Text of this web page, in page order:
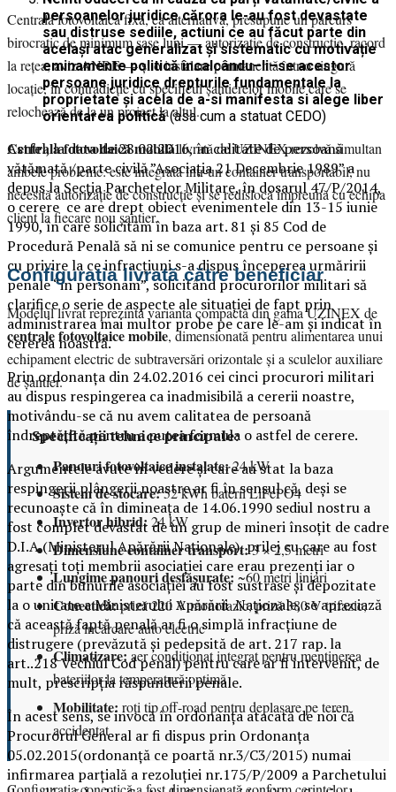
persoanelor juridice cărora le-au fost devastate
sau distruse sediile, actiuni ce au făcut parte din
același atac generalizat și sistematic cu motivație
eminamente politică încalcându–li–se acestor
persoane juridice drepturile fundamentale la
proprietate și acela de a-si manifesta si alege liber
orientarea politică(asa cum a statuat CEDO)
Astfel, la data de 28.02.2016, în calitate de persoană
vătămată /parte civilă ”Asociația 21 Decembrie 1989” a
depus la Secția Parchetelor Militare, în dosarul 47/P/2014,
o cerere ce are drept obiect evenimentele din 13-15 iunie
1990, în care solicităm în baza art. 81 și 85 Cod de
Procedură Penală să ni se comunice pentru ce persoane și
cu privire la ce infracțiuni s-a dispus începerea urmăririi
penale “in personam”, solicitând procurorilor militari să
clarifice o serie de aspecte ale situației de fapt prin
administrarea mai multor probe pe care le-am și indicat în
cererea noastră.
Prin ordonanța din 24.02.2016 cei cinci procurori militari
au dispus respingerea ca inadmisibilă a cererii noastre,
motivându-se că nu avem calitatea de persoană
îndreptățită pentru a putea formula o astfel de cerere.
Argumentele avute în vedere și care au stat la baza
respingerii plângerii noastre ar fi în sensul că, deși se
recunoaște că în dimineața de 14.06.1990 sediul nostru a
fost complet devastat de un grup de mineri însoțit de cadre
D.I.A.(Ministerul Apărării Naționale), prilej cu care au fost
agresați toți membrii asociației care erau prezenți iar o
parte din bunurile asociației au fost sustrase și depozitate
la o unitate a Ministerului Apărării Naționale, se apreciază
că această faptă penală ar fi o simplă infracțiune de
distrugere (prevăzută și pedepsită de art. 217 rap. la
art..218 Vechiul Cod penal) pentru care ar fi intervenit, de
mult, prescripția răspunderii penale.
În acest sens, se invocă în ordonanța atacată de noi că
Procurorul General ar fi dispus prin Ordonanța
05.02.2015(ordonanță ce poartă nr.3/C3/2015) numai
infirmarea parțială a rezoluției nr.175/P/2009 a Parchetului
Centrala fotovoltaică fixă, ca alternativă, presupune un parcurs
birocratic de minimum șase luni — autorizație de construcție, racord
la rețea, aviz ANRE — și o instalare permanentă într-o singură
locație, în contradicție cu specificul șantierelor mobile care se
relochează de la un proiect la altul.
Centrala fotovoltaică mobilălivrată de UZINEX rezolvă simultan
ambele probleme: este integrată într-un container transportabil, nu
necesită autorizație de construcție și se redislocă împreună cu echipa
client la fiecare nou șantier.
Configurația livrată către beneficiar
Modelul livrat reprezintă varianta compactă din gama UZINEX de
centrale fotovoltaice mobile, dimensionată pentru alimentarea unui
echipament electric de subtraversări orizontale și a sculelor auxiliare
de șantier.
Specificații tehnice principale:
Panouri fotovoltaice instalate:24 kW
Sistem de stocare:52 kWh baterii LiFePO4
Invertor hibrid:24 kW
Dimensiune container transport:3 × 2,5 metri
Lungime panouri desfășurate: ~60 metri liniari
Conectică:priză 220 V monofazic, priză 380 V trifazic,
priză încărcare auto electric
Climatizare:aer condiționat integrat pentru menținerea
bateriilor la temperatură optimă
Mobilitate: roți tip off-road pentru deplasare pe teren
accidentat